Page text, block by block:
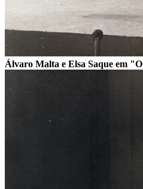
Álvaro Malta e Elsa Saque em